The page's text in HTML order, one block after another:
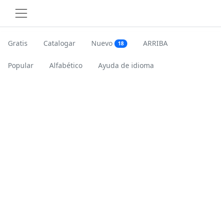
Gratis Catalogar Nuevo 18 ARRIBA
Popular Alfabético Ayuda de idioma